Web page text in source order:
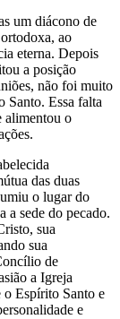
um diácono de
ao
eterna. Depois
a posição
não foi muito
Santo. Essa falta
alimentou o
das duas
o lugar do
a sede do pecado.
sua
sua
de
a Igreja
o Espírito Santo e
e